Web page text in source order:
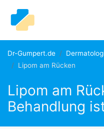
Dr-Gumpert.de
Lipom am Rücken
Lipom am
Behandlung